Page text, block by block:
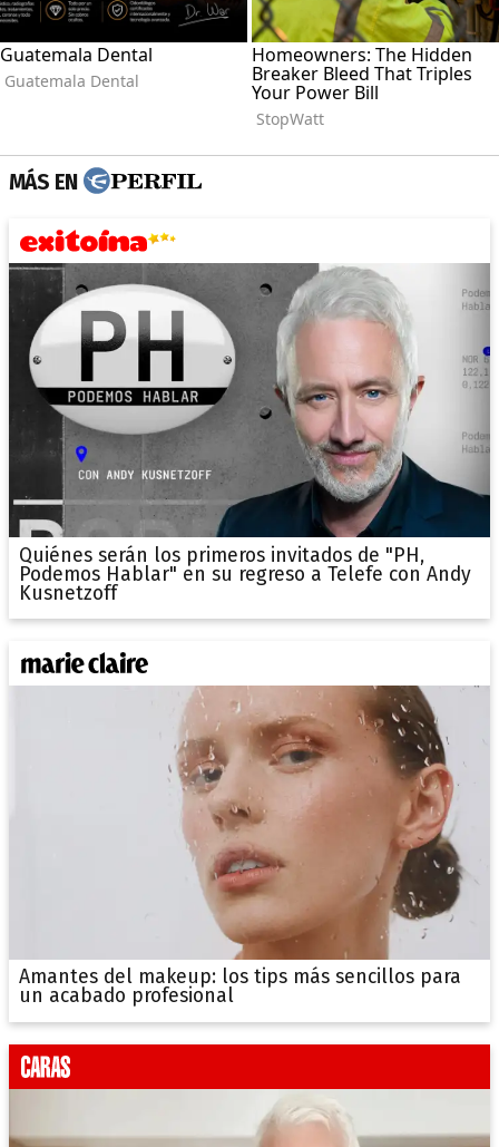
MÁS EN
Quiénes serán los primeros invitados de "PH,
Podemos Hablar" en su regreso a Telefe con Andy
Kusnetzoff
Amantes del makeup: los tips más sencillos para
un acabado profesional